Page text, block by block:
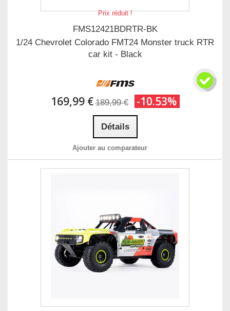
Prix réduit !
FMS12421BDRTR-BK
1/24 Chevrolet Colorado FMT24 Monster truck RTR
car kit - Black
169,99 € 189,99 € -10.53%
Détails
Ajouter au comparateur